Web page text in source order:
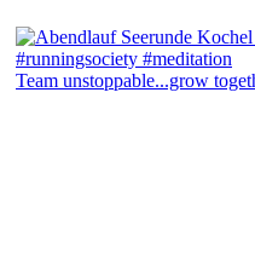
Team unstoppable...grow